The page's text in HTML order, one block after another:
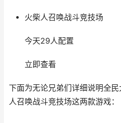
火柴人召唤战斗竞技场
今天29人配置
立即查看
下面为无论兄弟们详细说明全
人召唤战斗竞技场这两款游戏：